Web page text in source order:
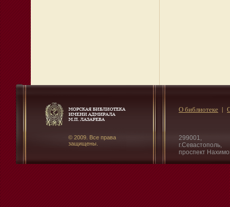
© 2009. Все права
защищены.
299001,
г.Севастополь,
проспект
О библиотеке